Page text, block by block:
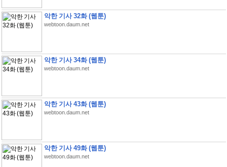
악한 기사 32화 (웹툰)
webtoon.daum.net
악한 기사 34화 (웹툰)
webtoon.daum.net
악한 기사 43화 (웹툰)
webtoon.daum.net
악한 기사 49화 (웹툰)
webtoon.daum.net